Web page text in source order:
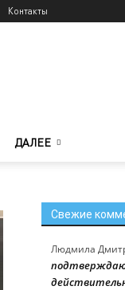
Контакты
ДАЛЕЕ
Свежие
Людмила